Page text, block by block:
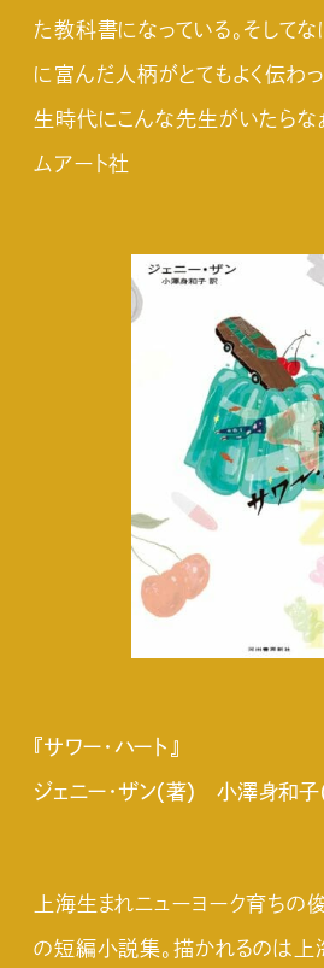
た教科書になっている。そしてな
に富んだ人柄がとてもよく伝わ
生時代にこんな先生がいたらな
ムアート社
『サワー・ハート』
ジェニー・ザン(著) 小澤身和
上海生まれニューヨーク育ちの
の短編小説集。描かれるのは上